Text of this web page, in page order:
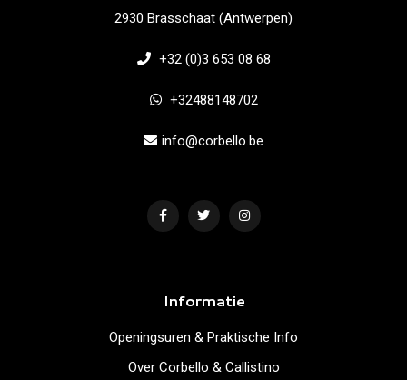
2930 Brasschaat (Antwerpen)
+32 (0)3 653 08 68
+32488148702
info@corbello.be
Informatie
Openingsuren & Praktische Info
Over Corbello & Callistino